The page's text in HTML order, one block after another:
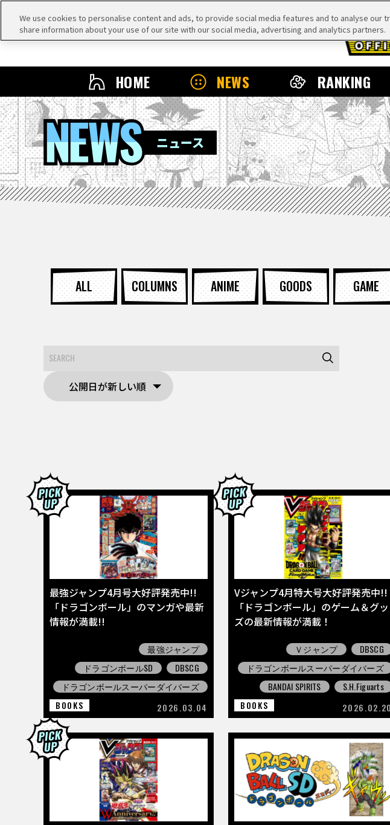
HOME NEWS RANKING
NEWS
ニュース
ALL COLUMNS ANIME GOODS GAME
公開日が新しい順
最強ジャンプ4月号大好評発売中!!
「ドラゴンボール」のマンガや最新
情報が満載!!
最強ジャンプ
ドラゴンボールSD
DBSCG
ドラゴンボールスーパーダイバーズ
BOOKS
2026.03.04
Vジャンプ4月特大号大好評発売中!!
「ドラゴンボール」のゲーム＆グッ
ズの最新情報が満載！
Ｖジャンプ
DBSCG
ドラゴンボールスーパーダイバーズ
BANDAI SPIRITS
S.H.Figuarts
BOOKS
2026.02.20
We use cookies to personalise content and ads, to provide social media features and to analyse our
share information about your use of our site with our social media, advertising and analytics partners.